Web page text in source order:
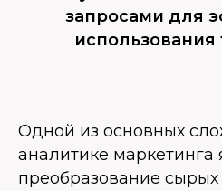
запросами для
использования
Одной из основных
аналитике маркетинга
преобразование